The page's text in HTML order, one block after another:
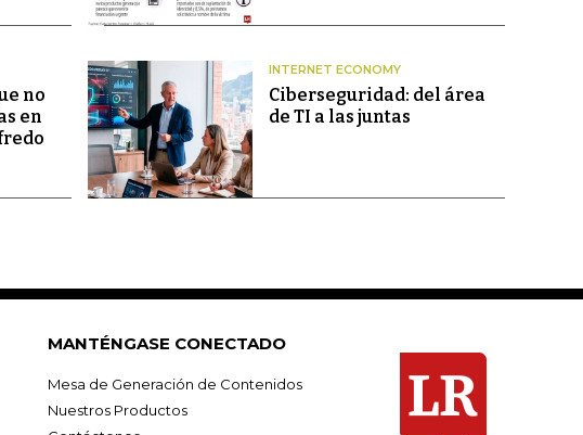
no
en
INTERNET ECONOMY
Ciberseguridad: del área
de TI a las juntas
MANTÉNGASE CONECTADO
Mesa de Generación de Contenidos
Nuestros Productos